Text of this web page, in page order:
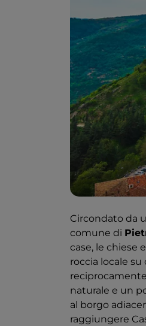
Circondato da
comune di
case, le chiese
roccia locale
naturale e un
al borgo
raggiungere